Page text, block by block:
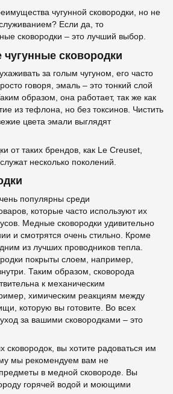
чугунной сковородки, но не
Если да, то
сковородки – это лучший выбор.
сковородки
за голым чугуном, его часто
говоря, эмаль – это тонкий слой
образом, она работает, так же как
из тефлона, но без токсинов. Чистить
цвета эмали выглядят
от таких брендов, как Le Creuset,
несколько поколений.
популярны среди
которые часто используют их
Медные сковородки удивительно
и смотрятся очень стильно. Кроме
из лучших проводников тепла.
покрыты слоем, например,
Таким образом, сковорода
к механическим
химическим реакциям между
которую вы готовите. Во всех
за вашими сковородками – это
сковородок, вы хотите радоваться им
мы рекомендуем вам не
в медной сковороде. Вы
горячей водой и моющими